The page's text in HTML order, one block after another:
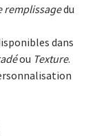
rem­plis­sagedu
dans
ou Texture.